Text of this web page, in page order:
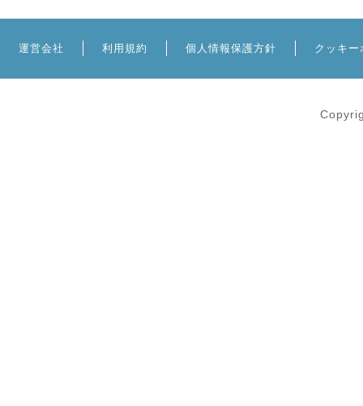
運営会社 利用規約 個人情報保護方針 クッキー